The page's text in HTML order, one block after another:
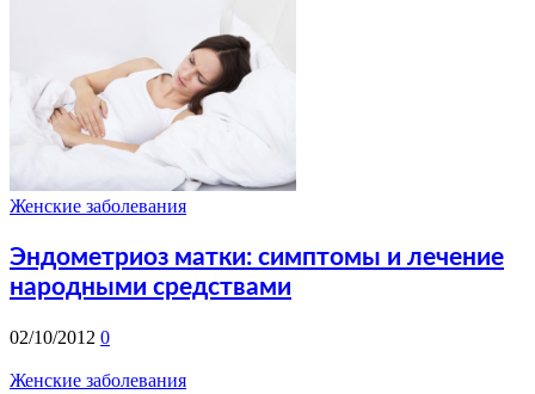
Женские заболевания
Эндометриоз матки: cимптомы и лечение
народными средствами
02/10/2012 0
Женские заболевания